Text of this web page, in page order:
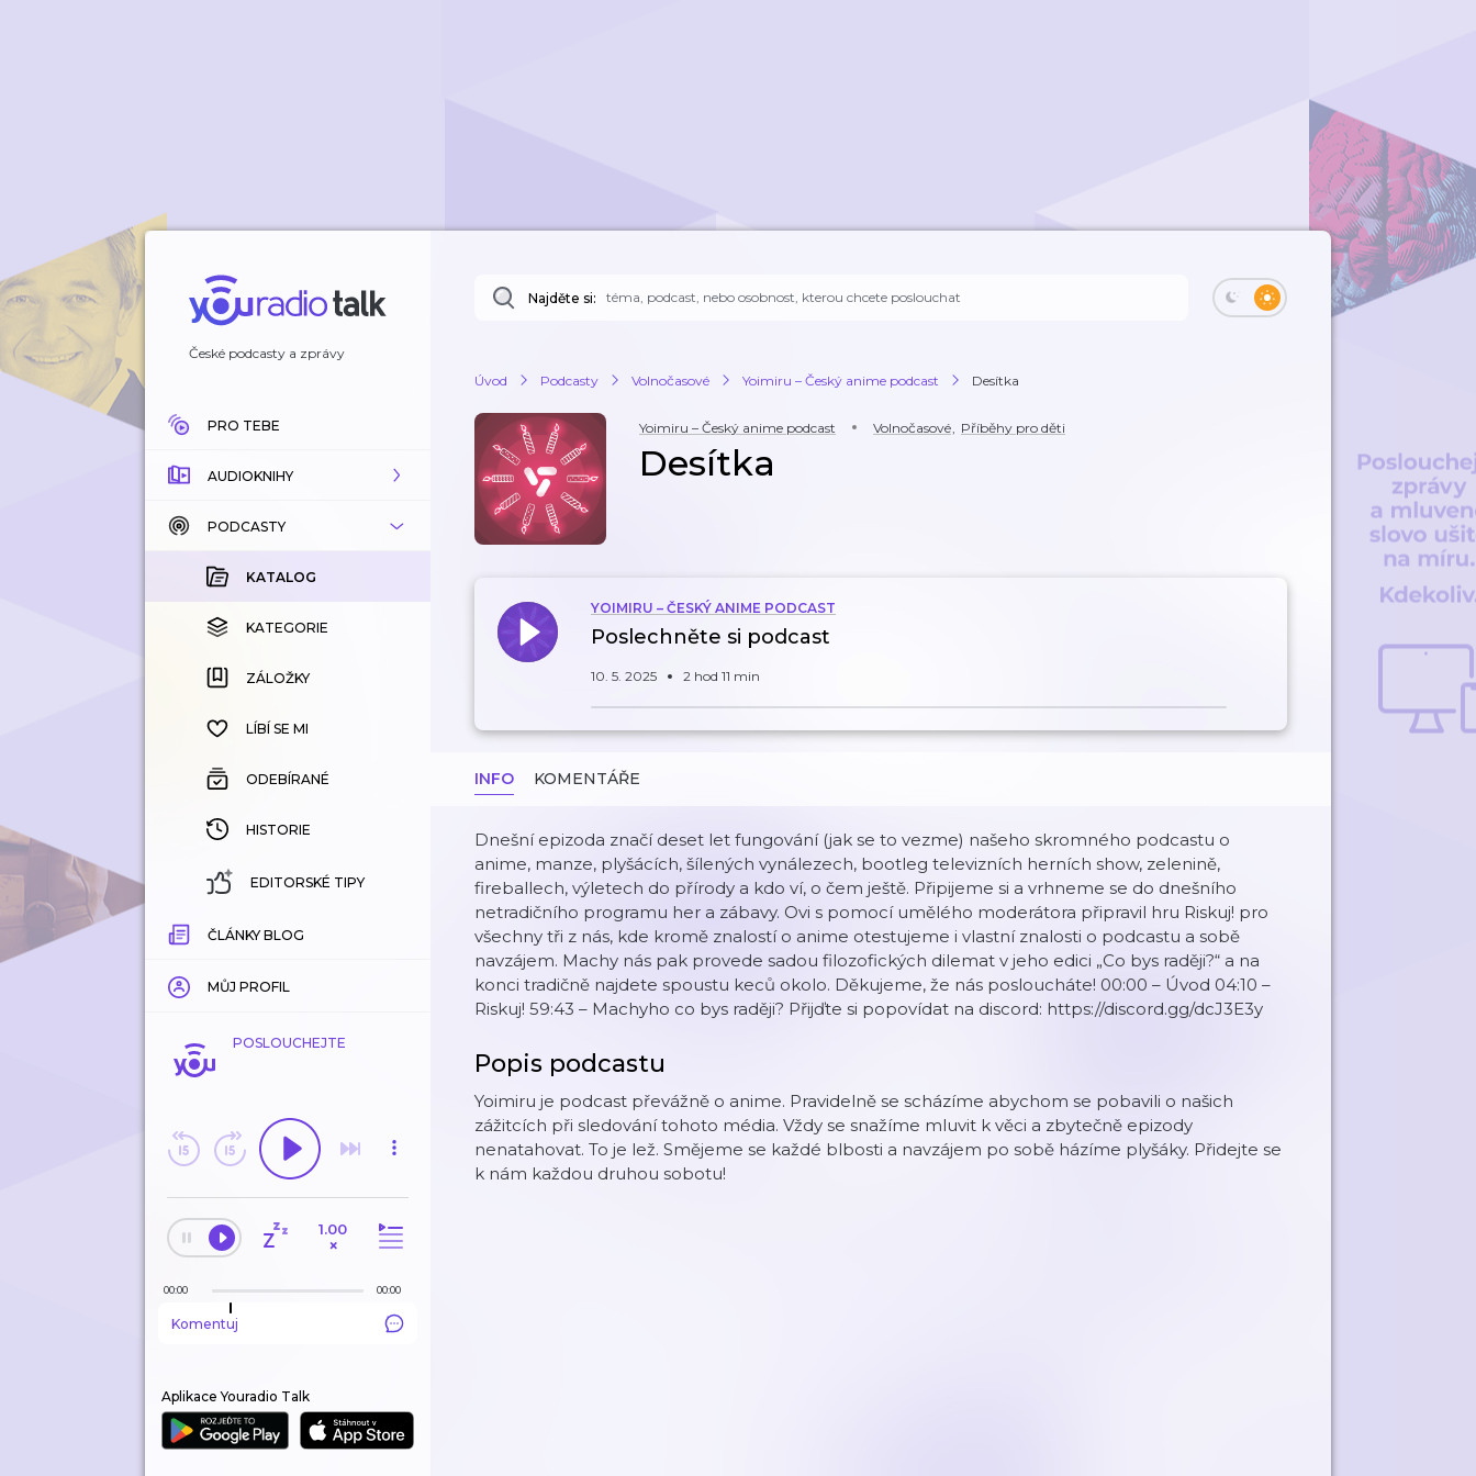
České podcasty a zprávy
PRO TEBE
AUDIOKNIHY
KATALOG
KOUPENÉ
KATEGORIE
ZÁLOŽKY
HISTORIE
PODCASTY
KATALOG
KATEGORIE
ZÁLOŽKY
LÍBÍ SE MI
ODEBÍRANÉ
HISTORIE
EDITORSKÉ TIPY
ČLÁNKY BLOG
MŮJ PROFIL
POSLOUCHEJTE
1.00
×
00:00 00:00
Komentuj
Aplikace Youradio Talk
Najděte si:
Úvod Podcasty Volnočasové Yoimiru – Český anime podcast Desítka
Yoimiru – Český anime podcast Volnočasové, Příběhy pro děti
Desítka
YOIMIRU – ČESKÝ ANIME PODCAST
Poslechněte si podcast
10. 5. 2025 2 hod 11 min
INFO KOMENTÁŘE
Dnešní epizoda značí deset let fungování (jak se to vezme) našeho skromného podcastu o
anime, manze, plyšácích, šílených vynálezech, bootleg televizních herních show, zelenině,
fireballech, výletech do přírody a kdo ví, o čem ještě. Připijeme si a vrhneme se do dnešního
netradičního programu her a zábavy. Ovi s pomocí umělého moderátora připravil hru Riskuj! pro
všechny tři z nás, kde kromě znalostí o anime otestujeme i vlastní znalosti o podcastu a sobě
navzájem. Machy nás pak provede sadou filozofických dilemat v jeho edici „Co bys raději?“ a na
konci tradičně najdete spoustu keců okolo. Děkujeme, že nás posloucháte! 00:00 – Úvod 04:10 –
Riskuj! 59:43 – Machyho co bys raději? Přijďte si popovídat na discord: https://discord.gg/dcJ3E3y
Popis podcastu
Yoimiru je podcast převážně o anime. Pravidelně se scházíme abychom se pobavili o našich
zážitcích při sledování tohoto média. Vždy se snažíme mluvit k věci a zbytečně epizody
nenatahovat. To je lež. Smějeme se každé blbosti a navzájem po sobě házíme plyšáky. Přidejte se
k nám každou druhou sobotu!